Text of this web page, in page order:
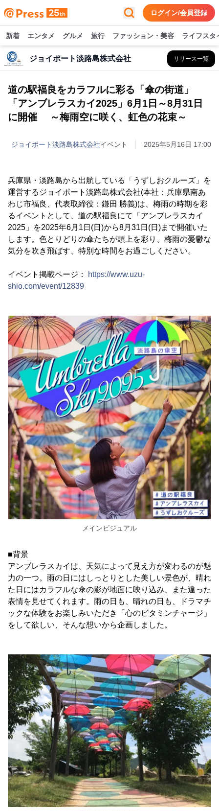
ログイン/会員登録
新着 エンタメ グルメ 旅行 ファッション・美容 ライフスタ
ジョイポート淡路島株式会社 リリース一覧
道の駅福良をカラフルに彩る「傘の街道」
「アンブレラスカイ2025」6月1日～8月31日
に開催 ～梅雨空に咲く、虹色の花束～
ジョイポート淡路島株式会社イベント 2025年5月16日 17:00
兵庫県・淡路島から出航している「うずしおクルーズ」を
運営するジョイポート淡路島株式会社(本社：兵庫県南あ
わじ市福良、代表取締役：鎌田 勝義)は、梅雨の時期を彩
るイベントとして、道の駅福良にて「アンブレラスカイ
2025」を2025年6月1日(日)から8月31日(日)まで開催いた
します。色とりどりの傘たちが頭上を彩り、梅雨の憂鬱な
気分を吹き飛ばす、特別な時間をお過ごしください。
イベント掲載ページ：
https://www.uzu-
shio.com/event/12839
メインビジュアル
■背景
アンブレラスカイは、天気によって見え方が変わるのが魅
力の一つ。雨の日にはしっとりとした美しい景色が、晴れ
た日にはカラフルな傘の影が地面に映り込み、また違った
表情を見せてくれます。雨の日も、晴れの日も、ドラマチ
ックな体験をお楽しみいただき「心のビタミンチャージ」
をして欲しい、そんな想いから企画しました。